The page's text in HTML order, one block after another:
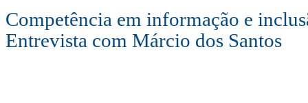
Competência em informação e
Entrevista com Márcio dos Santos